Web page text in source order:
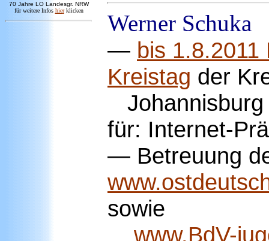
70 Jahre LO Landesgr. NRW
für weitere Infos hier klicken Werner Schuka
— bis 1.8.2011
Kreistag der
für: Internet-
— Betreuung
sowie
www.BdV-